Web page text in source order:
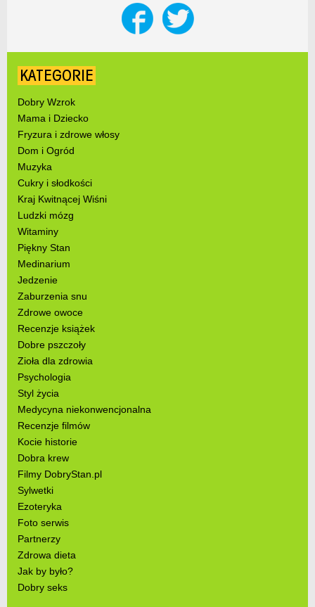
KATEGORIE
Dobry Wzrok
Mama i Dziecko
Fryzura i zdrowe włosy
Dom i Ogród
Muzyka
Cukry i słodkości
Kraj Kwitnącej Wiśni
Ludzki mózg
Witaminy
Piękny Stan
Medinarium
Jedzenie
Zaburzenia snu
Zdrowe owoce
Recenzje książek
Dobre pszczoły
Zioła dla zdrowia
Psychologia
Styl życia
Medycyna niekonwencjonalna
Recenzje filmów
Kocie historie
Dobra krew
Filmy DobryStan.pl
Sylwetki
Ezoteryka
Foto serwis
Partnerzy
Zdrowa dieta
Jak by było?
Dobry seks